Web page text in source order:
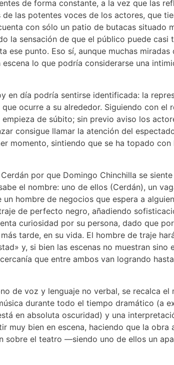
de forma constante, a la vez que las
las potentes voces de los actores, que
con sólo un patio de butacas situado
la sensación de que el público puede casi
punto. Eso sí, aunque muchas
lo que podría considerarse una
día podría sentirse identificada: la
ocurre a su alrededor. Siguiendo con el
de súbito; sin previo aviso los
consigue llamar la atención del
momento, sintiendo que se ha topado
por que Domingo Chinchilla se
el nombre: uno de ellos (Cerdán), un
hombre de negocios que espera a
de perfecto negro, añadiendo
curiosidad por su persona, dado que
tarde, en su vida. El hombre de traje
y, si bien las escenas no muestran sino
que entre ambos van logrando
de voz y lenguaje no verbal, se recalca el
durante todo el tiempo dramático (a
en absoluta oscuridad) y una
muy bien en escena, haciendo que la
sobre el teatro —siendo uno de ellos un